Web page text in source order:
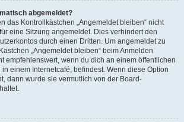
abgemeldet?
das Kontrollkästchen „Angemeldet bleiben“ nicht
eine Sitzung angemeldet. Dies verhindert den
durch einen Dritten. Um angemeldet zu
„Angemeldet bleiben“ beim Anmelden
empfehlenswert, wenn du dich an einem öffentlichen
einem Internetcafé, befindest. Wenn diese Option
dann wurde sie vermutlich von der Board-